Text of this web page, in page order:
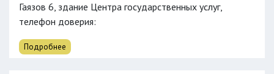
Гаязов 6, здание Центра государственных услуг,
телефон доверия:
Подробнее